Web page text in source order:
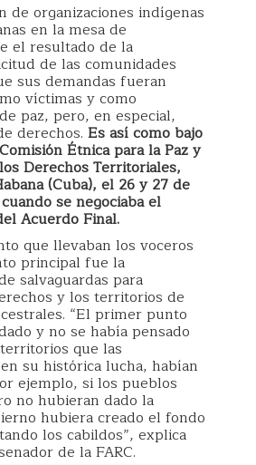
de organizaciones indígenas
en la mesa de
el resultado de la
de las comunidades
sus demandas fueran
víctimas y como
paz, pero, en especial,
derechos. Es así como bajo
Étnica para la Paz y
Derechos Territoriales,
(Cuba), el 26 y 27 de
se negociaba el
Acuerdo Final.
que llevaban los voceros
principal fue la
salvaguardas para
y los territorios de
“El primer punto
y no se había pensado
que las
su histórica lucha, habían
ejemplo, si los pueblos
no hubieran dado la
hubiera creado el fondo
los cabildos”, explica
de la FARC.